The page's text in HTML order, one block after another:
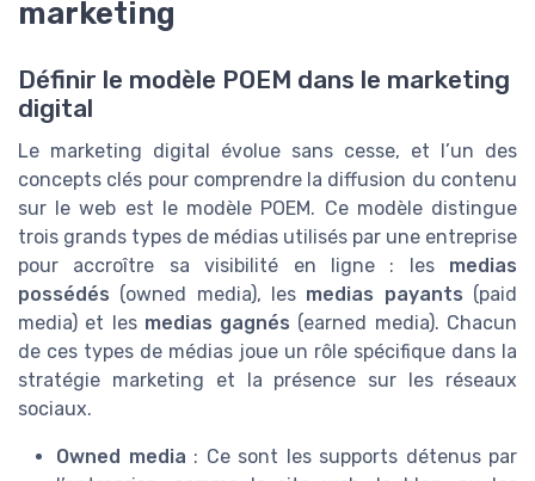
marketing
Définir le modèle POEM dans le marketing
digital
Le marketing digital évolue sans cesse, et l’un des
concepts clés pour comprendre la diffusion du contenu
sur le web est le modèle POEM. Ce modèle distingue
trois grands types de médias utilisés par une entreprise
pour accroître sa visibilité en ligne : les medias
possédés (owned media), les medias payants (paid
media) et les medias gagnés (earned media). Chacun
de ces types de médias joue un rôle spécifique dans la
stratégie marketing et la présence sur les réseaux
sociaux.
Owned media : Ce sont les supports détenus par